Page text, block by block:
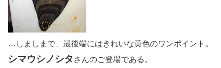
…しましまで、最後端にはきれいな黄色のワンポイント。
シマウシノシタ さんのご登場である。